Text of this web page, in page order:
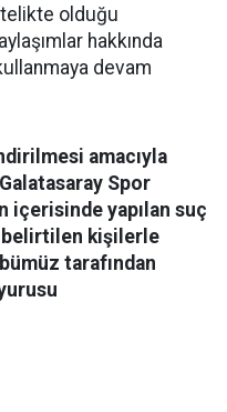
olduğu
hakkında
devam
amacıyla
Spor
içerisinde yapılan suç
belirtilen kişilerle
tarafından